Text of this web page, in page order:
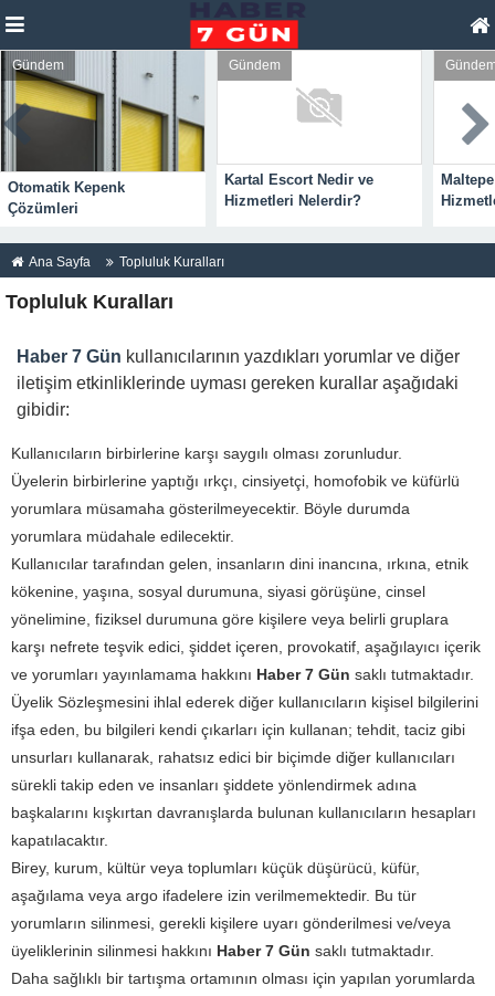
Gündem
Otomatik Kepenk
Çözümleri
Gündem
Kartal Escort Nedir ve
Hizmetleri Nelerdir?
Ana Sayfa Topluluk Kuralları
Topluluk Kuralları
Haber 7 Gün kullanıcılarının yazdıkları yorumlar ve diğer
iletişim etkinliklerinde uyması gereken kurallar aşağıdaki
gibidir:
Kullanıcıların birbirlerine karşı saygılı olması zorunludur.
Üyelerin birbirlerine yaptığı ırkçı, cinsiyetçi, homofobik ve küfürlü
yorumlara müsamaha gösterilmeyecektir. Böyle durumda
yorumlara müdahale edilecektir.
Kullanıcılar tarafından gelen, insanların dini inancına, ırkına, etnik
kökenine, yaşına, sosyal durumuna, siyasi görüşüne, cinsel
yönelimine, fiziksel durumuna göre kişilere veya belirli gruplara
karşı nefrete teşvik edici, şiddet içeren, provokatif, aşağılayıcı içerik
ve yorumları yayınlamama hakkını Haber 7 Gün saklı tutmaktadır.
Üyelik Sözleşmesini ihlal ederek diğer kullanıcıların kişisel bilgilerini
ifşa eden, bu bilgileri kendi çıkarları için kullanan; tehdit, taciz gibi
unsurları kullanarak, rahatsız edici bir biçimde diğer kullanıcıları
sürekli takip eden ve insanları şiddete yönlendirmek adına
başkalarını kışkırtan davranışlarda bulunan kullanıcıların hesapları
kapatılacaktır.
Birey, kurum, kültür veya toplumları küçük düşürücü, küfür,
aşağılama veya argo ifadelere izin verilmemektedir. Bu tür
yorumların silinmesi, gerekli kişilere uyarı gönderilmesi ve/veya
üyeliklerinin silinmesi hakkını Haber 7 Gün saklı tutmaktadır.
Daha sağlıklı bir tartışma ortamının olması için yapılan yorumlarda